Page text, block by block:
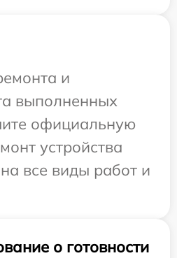
и
выполненных
официальную
устройства
все виды работ и
о готовности